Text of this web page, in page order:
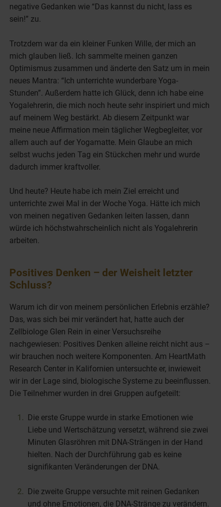
negative Gedanken wie “Das kannst du nicht, lass es
sein!” zu.
Trotzdem war da ein kleiner Funken Wille, der mich an
mich glauben ließ. Ich sammelte meinen ganzen
Optimismus zusammen und änderte den Satz um in mein
neues Mantra: “Ich unterrichte wunderbare Yoga-
Stunden”. Außerdem hatte ich Glück, denn ich habe eine
Yogalehrerin, die mich noch heute sehr inspiriert und mich
auf meinem Weg bestärkt. Ab diesem Zeitpunkt war
meine neue Affirmation mein täglicher Wegbegleiter, vor
allem auch auf der Yogamatte. Mein Glaube an mich
selbst wuchs jeden Tag ein Stückchen mehr und wurde
dadurch immer kraftvoller.
Und heute? Heute habe ich mein Ziel erreicht und
unterrichte zwei Mal in der Woche Yoga. Hätte ich mich
von meinen negativen Gedanken leiten lassen, dann
würde ich höchstwahrscheinlich nicht als Yogalehrerin
arbeiten.
Positives Denken – der Weisheit letzter
Schluss?
Warum ich dir von meinem persönlichen Erlebnis erzähle?
Das, was sich bei mir verändert hat, hatte auch der
Zellbiologe Glen Rein in einer Versuchsreihe
nachgewiesen: Positives Denken alleine reicht nicht aus –
wir brauchen noch weitere Komponenten. Am HeartMath
Research Center in Kalifornien untersuchte er, inwieweit
wir in der Lage sind, biologische Systeme zu beeinflussen.
Die Teilnehmer wurden in drei Gruppen aufgeteilt:
Die erste Gruppe wurde in starke Emotionen wie
Liebe und Wertschätzung versetzt, während sie zwei
Minuten Glasröhren mit DNA-Strängen in der Hand
hielten. Nach der Durchführung gab es keine
signifikanten Veränderungen der DNA.
Die zweite Gruppe versuchte mit reinen Gedanken
und ohne Emotionen, die DNA-Stränge zu verändern.